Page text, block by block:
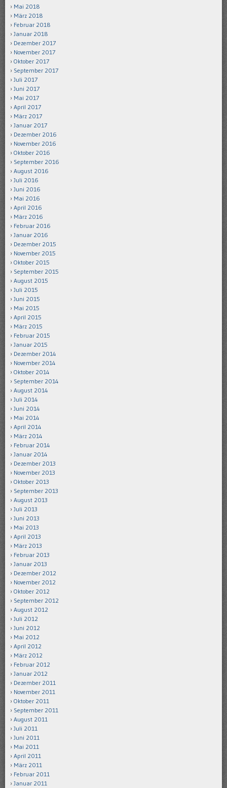
Mai 2018
März 2018
Februar 2018
Januar 2018
Dezember 2017
November 2017
Oktober 2017
September 2017
Juli 2017
Juni 2017
Mai 2017
April 2017
März 2017
Januar 2017
Dezember 2016
November 2016
Oktober 2016
September 2016
August 2016
Juli 2016
Juni 2016
Mai 2016
April 2016
März 2016
Februar 2016
Januar 2016
Dezember 2015
November 2015
Oktober 2015
September 2015
August 2015
Juli 2015
Juni 2015
Mai 2015
April 2015
März 2015
Februar 2015
Januar 2015
Dezember 2014
November 2014
Oktober 2014
September 2014
August 2014
Juli 2014
Juni 2014
Mai 2014
April 2014
März 2014
Februar 2014
Januar 2014
Dezember 2013
November 2013
Oktober 2013
September 2013
August 2013
Juli 2013
Juni 2013
Mai 2013
April 2013
März 2013
Februar 2013
Januar 2013
Dezember 2012
November 2012
Oktober 2012
September 2012
August 2012
Juli 2012
Juni 2012
Mai 2012
April 2012
März 2012
Februar 2012
Januar 2012
Dezember 2011
November 2011
Oktober 2011
September 2011
August 2011
Juli 2011
Juni 2011
Mai 2011
April 2011
März 2011
Februar 2011
Januar 2011